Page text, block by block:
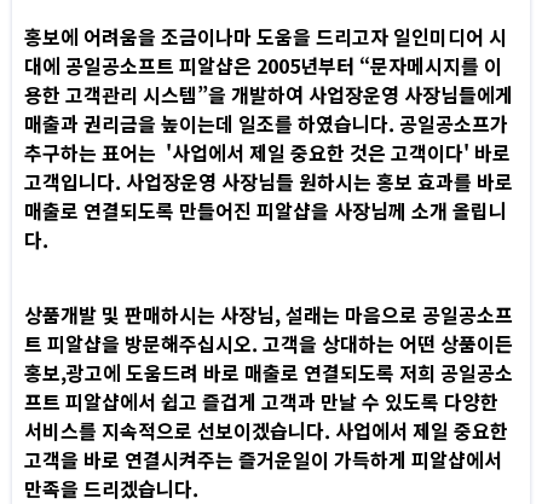
홍보에 어려움을 조금이나마 도움을 드리고자 일인미디어 시
대에 공일공소프트 피알샵은 2005년부터 “문자메시지를 이
용한 고객관리 시스템”을 개발하여 사업장운영 사장님들에게
매출과 권리금을 높이는데 일조를 하였습니다. 공일공소프가
추구하는 표어는 '사업에서 제일 중요한 것은 고객이다' 바로
고객입니다. 사업장운영 사장님들 원하시는 홍보 효과를 바로
매출로 연결되도록 만들어진 피알샵을 사장님께 소개 올립니
다.
상품개발 및 판매하시는 사장님, 설래는 마음으로 공일공소프
트 피알샵을 방문해주십시오. 고객을 상대하는 어떤 상품이든
홍보,광고에 도움드려 바로 매출로 연결되도록 저희 공일공소
프트 피알샵에서 쉽고 즐겁게 고객과 만날 수 있도록 다양한
서비스를 지속적으로 선보이겠습니다. 사업에서 제일 중요한
고객을 바로 연결시켜주는 즐거운일이 가득하게 피알샵에서
만족을 드리겠습니다.